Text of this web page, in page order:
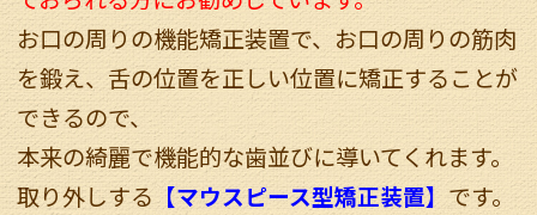
お口の周りの機能矯正装置で、お口の周りの筋肉
を鍛え、舌の位置を正しい位置に矯正することが
できるので、
本来の綺麗で機能的な歯並びに導いてくれます。
取り外しする【マウスピース型矯正装置】 です。